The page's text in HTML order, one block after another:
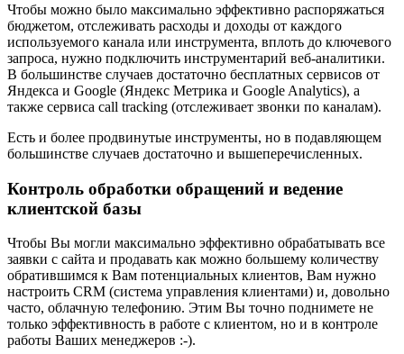
Чтобы можно было максимально эффективно распоряжаться
бюджетом, отслеживать расходы и доходы от каждого
используемого канала или инструмента, вплоть до ключевого
запроса, нужно подключить инструментарий веб-аналитики.
В большинстве случаев достаточно бесплатных сервисов от
Яндекса и Google (Яндекс Метрика и Google Analytics), а
также сервиса call tracking (отслеживает звонки по каналам).
Есть и более продвинутые инструменты, но в подавляющем
большинстве случаев достаточно и вышеперечисленных.
Контроль обработки обращений и ведение
клиентской базы
Чтобы Вы могли максимально эффективно обрабатывать все
заявки с сайта и продавать как можно большему количеству
обратившимся к Вам потенциальных клиентов, Вам нужно
настроить CRM (система управления клиентами) и, довольно
часто, облачную телефонию. Этим Вы точно поднимете не
только эффективность в работе с клиентом, но и в контроле
работы Ваших менеджеров :-).